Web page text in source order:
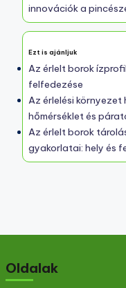
innovációk a
Ezt is ajánljuk
Az érlelt borok
felfedezése
Az érlelési
hőmérséklet és
Az érlelt borok
gyakorlatai: hely és
Oldalak